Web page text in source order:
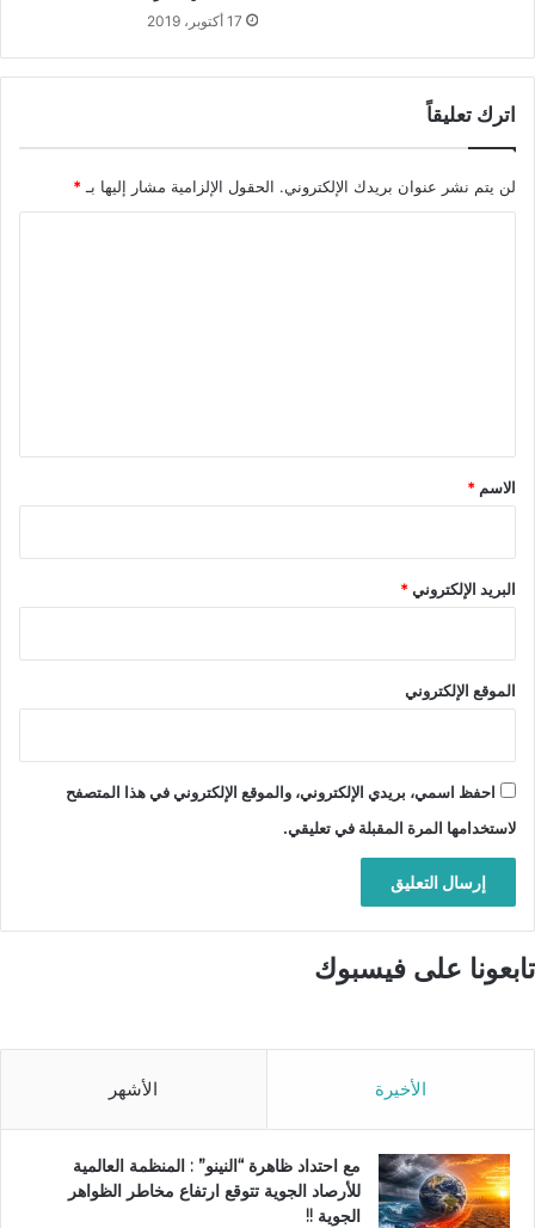
17 أكتوبر، 2019
اترك تعليقاً
لن يتم نشر عنوان بريدك الإلكتروني. الحقول الإلزامية مشار إليها بـ *
*
الاسم *
البريد الإلكتروني*
الموقع الإلكتروني
احفظ اسمي، بريدي الإلكتروني، والموقع الإلكتروني في هذا المتصفح
لاستخدامها المرة المقبلة في تعليقي.
تابعونا على فيسبوك
الأخيرة الأشهر
مع احتداد ظاهرة “النينو” : المنظمة العالمية
للأرصاد الجوية تتوقع ارتفاع مخاطر الظواهر
الجوية !!